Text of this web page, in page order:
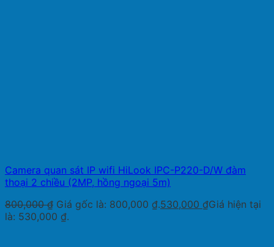
Camera quan sát IP wifi HiLook IPC-P220-D/W đàm
thoại 2 chiều (2MP, hồng ngoại 5m)
800,000₫ Giá gốc là: 800,000 ₫.530,000 ₫Giá hiện tại
là: 530,000 ₫.